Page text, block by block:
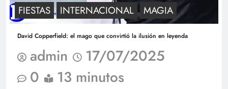
FIESTAS INTERNACIONAL MAGIA
David Copperfield: el mago que convirtió la ilusión en leyenda
admin
17/07/2025
0
13 minutos